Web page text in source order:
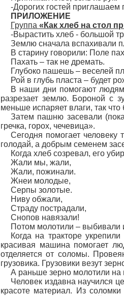
-Дорогих гостей
ПРИЛОЖЕНИЕ
Группа «Как хлеб на стол
-Вырастить хлеб - большой
Землю сначала вспахивали
В старину говорили: Поле
Пахать – так не дремать.
Глубоко пашешь – веселей
Рой в глубь пласта – будет
В наши дни помогают людям
разрезает землю. Бороной с
меньше испаряет влаги, так
Затем пашню засевали
гречка, горох, чечевица».
Сегодня помогает человеку
голодай, а добрым семенем
Когда хлеб созревал, его
Жали мы, жали,
Жали, пожинали.
Жнеи молодые,
Серпы золотые.
Ниву обжали,
Страду пострадали,
Снопов навязали!
Потом молотили – выбивали
Когда на тракторе
красивая машина помогает
отделяется от соломы.
грузовика. Грузовики везут
А раньше зерно молотили на
Человек издавна научился
красоте материал. Из